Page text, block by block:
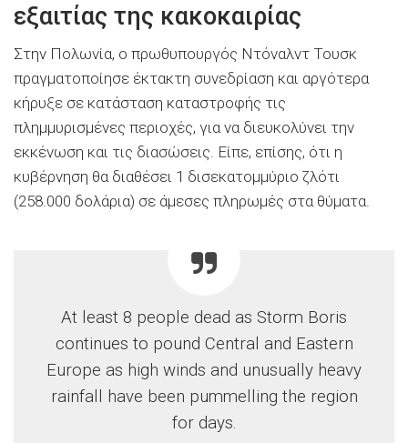
εξαιτίας της κακοκαιρίας
Στην Πολωνία, ο πρωθυπουργός Ντόναλντ Τουσκ
πραγματοποίησε έκτακτη συνεδρίαση και αργότερα
κήρυξε σε κατάσταση καταστροφής τις
πλημμυρισμένες περιοχές, για να διευκολύνει την
εκκένωση και τις διασώσεις. Είπε, επίσης, ότι η
κυβέρνηση θα διαθέσει 1 δισεκατομμύριο ζλότι
(258.000 δολάρια) σε άμεσες πληρωμές στα θύματα.
At least 8 people dead as Storm Boris
continues to pound Central and Eastern
Europe as high winds and unusually heavy
rainfall have been pummelling the region
for days.